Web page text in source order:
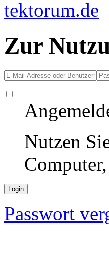
Zur
Nutzen
Passwort